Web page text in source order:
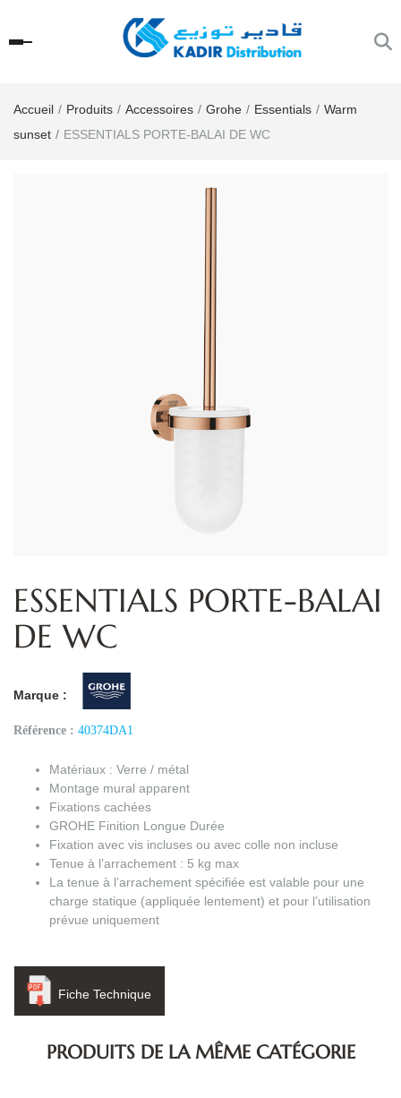
Accueil Produits Accessoires Grohe Essentials
Warm
sunset
ESSENTIALS PORTE-BALAI DE WC
ESSENTIALS PORTE-BALAI
DE WC
Marque :
Référence : 40374DA1
Matériaux : Verre / métal
Montage mural apparent
Fixations cachées
GROHE Finition Longue Durée
Fixation avec vis incluses ou avec colle non incluse
Tenue à l’arrachement : 5 kg max
La tenue à l’arrachement spécifiée est valable pour une
charge statique (appliquée lentement) et pour l’utilisation
prévue uniquement
Fiche Technique
PRODUITS DE LA MÊME CATÉGORIE